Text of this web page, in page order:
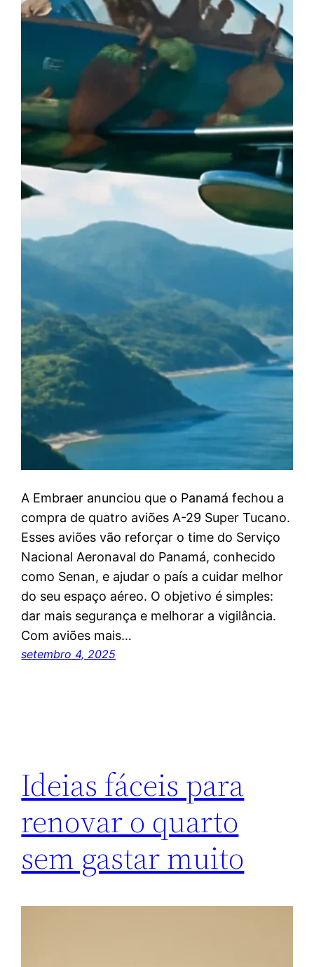
A Embraer anunciou que o Panamá fechou a
compra de quatro aviões A-29 Super Tucano.
Esses aviões vão reforçar o time do Serviço
Nacional Aeronaval do Panamá, conhecido
como Senan, e ajudar o país a cuidar melhor
do seu espaço aéreo. O objetivo é simples:
dar mais segurança e melhorar a vigilância.
Com aviões mais…
setembro 4, 2025
Ideias fáceis para
renovar o quarto
sem gastar muito